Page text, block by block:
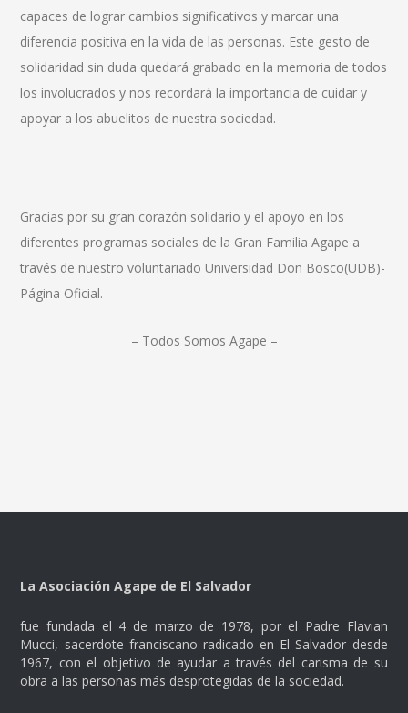
capaces de lograr cambios significativos y marcar una
diferencia positiva en la vida de las personas. Este gesto de
solidaridad sin duda quedará grabado en la memoria de todos
los involucrados y nos recordará la importancia de cuidar y
apoyar a los abuelitos de nuestra sociedad.
Gracias por su gran corazón solidario y el apoyo en los
diferentes programas sociales de la Gran Familia Agape a
través de nuestro voluntariado Universidad Don Bosco(UDB)-
Página Oficial.
– Todos Somos Agape –
La Asociación Agape de El Salvador
fue fundada el 4 de marzo de 1978, por el Padre Flavian
Mucci, sacerdote franciscano radicado en El Salvador desde
1967, con el objetivo de ayudar a través del carisma de su
obra a las personas más desprotegidas de la sociedad.